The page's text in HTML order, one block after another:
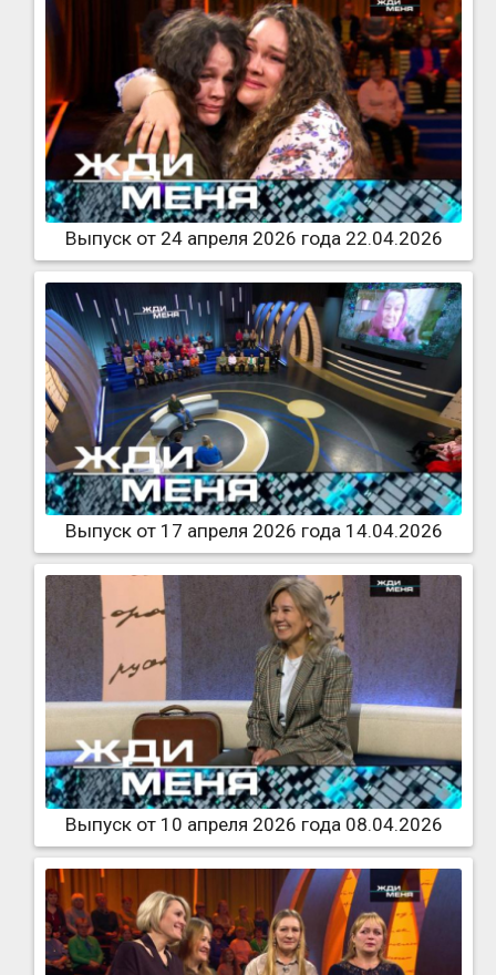
Выпуск от 24 апреля 2026 года 22.04.2026
Выпуск от 17 апреля 2026 года 14.04.2026
Выпуск от 10 апреля 2026 года 08.04.2026